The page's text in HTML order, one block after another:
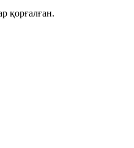
қорғалған.